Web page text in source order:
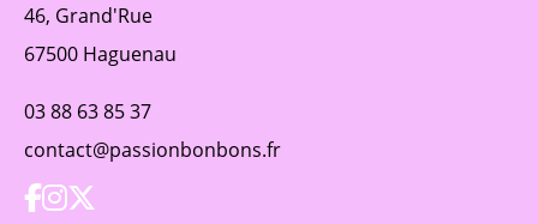
46, Grand'Rue
67500 Haguenau
03 88 63 85 37
contact@passionbonbons.fr